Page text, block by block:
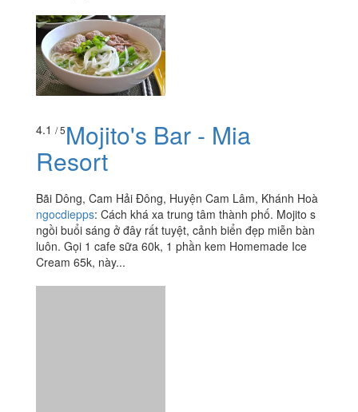
4.1 / 5Mojito's Bar - Mia
Resort
Bãi Dông, Cam Hải Đông, Huyện Cam Lâm, Khánh Hoà
ngocdiepps: Cách khá xa trung tâm thành phố. Mojito s
ngồi buổi sáng ở đây rất tuyệt, cảnh biển đẹp miễn bàn
luôn. Gọi 1 cafe sữa 60k, 1 phần kem Homemade Ice
Cream 65k, này...